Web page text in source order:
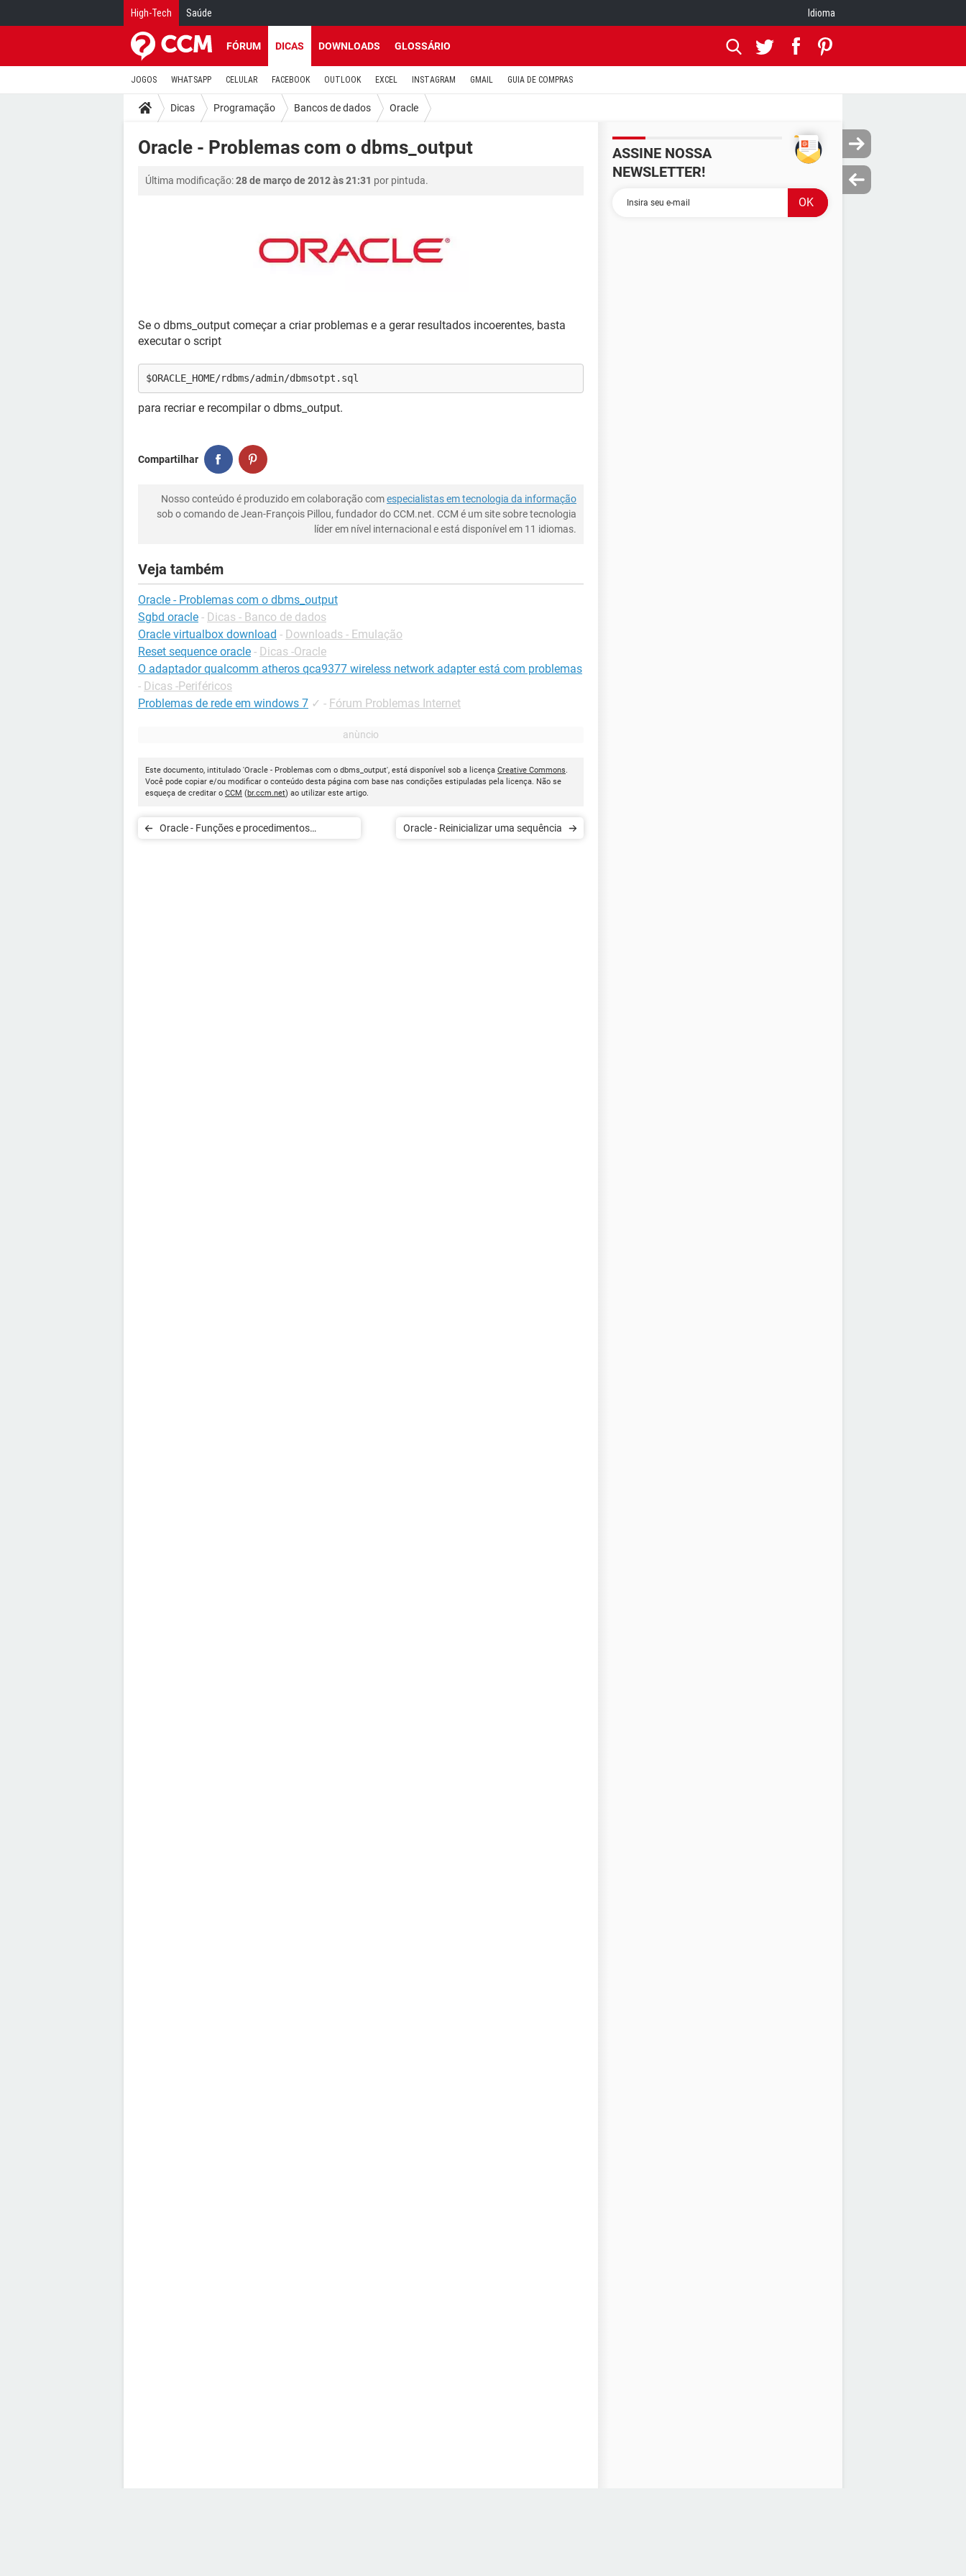
High-Tech Saúde Idioma
FÓRUM DICAS DOWNLOADS GLOSSÁRIO
JOGOS WHATSAPP CELULAR FACEBOOK OUTLOOK EXCEL INSTAGRAM GMAIL GUIA DE COMPRAS
Dicas Programação Bancos de dados Oracle
Oracle - Problemas com o dbms_output
Última modificação:28 de março de 2012 às 21:31 por pintuda.
Se o dbms_output começar a criar problemas e a gerar resultados incoerentes, basta
executar o script
$ORACLE_HOME/rdbms/admin/dbmsotpt.sql
para recriar e recompilar o dbms_output.
Compartilhar
Nosso conteúdo é produzido em colaboração comespecialistas em tecnologia da informação
sob o comando de Jean-François Pillou, fundador do CCM.net. CCM é um site sobre tecnologia
líder em nível internacional e está disponível em 11 idiomas.
Veja também
Oracle - Problemas com o dbms_output
Sgbd oracle - Dicas - Banco de dados
Oracle virtualbox download - Downloads - Emulação
Reset sequence oracle - Dicas -Oracle
O adaptador qualcomm atheros qca9377 wireless network adapter está com problemas
- Dicas -Periféricos
Problemas de rede em windows 7 ✓ - Fórum Problemas Internet
Este documento, intitulado 'Oracle - Problemas com o dbms_output', está disponível sob a licença Creative Commons.
Você pode copiar e/ou modificar o conteúdo desta página com base nas condições estipuladas pela licença. Não se
esqueça de creditar o CCM (br.ccm.net) ao utilizar este artigo.
Oracle - Funções e procedimentos
Oracle - Reinicializar uma sequência
ASSINE NOSSA
NEWSLETTER!